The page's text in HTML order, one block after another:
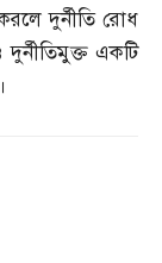
দুর্নীতি রোধ
একটি